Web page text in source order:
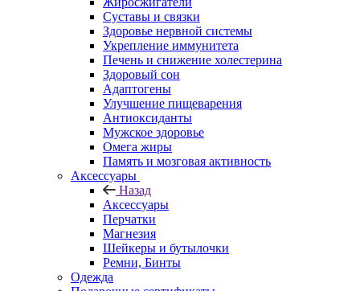
Суставы и связки
Здоровье нервной системы
Укрепление иммунитета
Печень и снижение холестерина
Здоровый сон
Адаптогены
Улучшение пищеварения
Антиоксиданты
Мужское здоровье
Омега жиры
Память и мозговая активность
Аксессуары
Назад
Аксессуары
Перчатки
Магнезия
Шейкеры и бутылочки
Ремни, Бинты
Одежда